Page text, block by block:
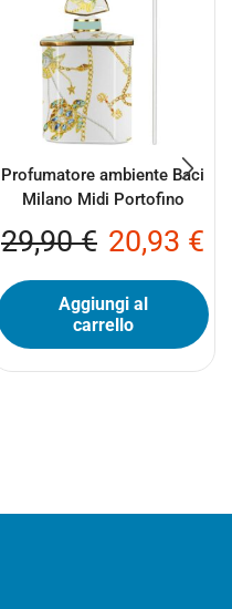
Profumatore ambiente Baci
Milano Midi Portofino
29,90€ 20,93 €
Aggiungi al
carrello